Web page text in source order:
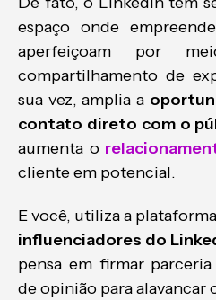
espaço onde
aperfeiçoam por
compartilhamento de
sua vez, amplia a
contato direto com o
aumenta o
cliente em potencial.
E você, utiliza a
influenciadores do
pensa em firmar
de opinião para alavancar